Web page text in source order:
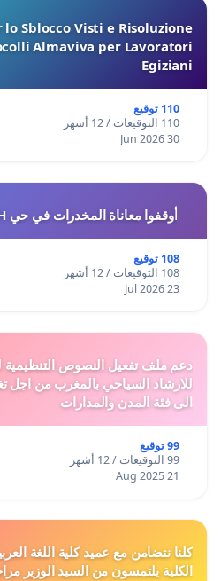
Sblocco Visti e Risoluzione
Almaviva per Lavoratori
Egiziani
110 توقيع
110 التوقيعات / 12 أشهر
30 Jun 2026
أوقفوا معاناة المخدرات في حي H وأعيدوا الأمان إلى حينا!
108 توقيع
108 التوقيعات / 12 أشهر
23 Jul 2026
للارشاد السياحي بالمغرب من اجل
الى فئة المدن والمدارات
99 توقيع
99 التوقيعات / 12 أشهر
21 Aug 2025
كلنا نتضامن مع عميد كلية اللغة
الكلية يلتمسون من السيد الوزير